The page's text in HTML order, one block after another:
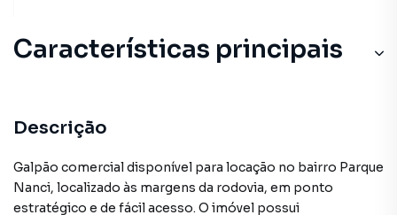
Características principais
Descrição
Galpão comercial disponível para locação no bairro Parque
Nanci, localizado às margens da rodovia, em ponto
estratégico e de fácil acesso. O imóvel possui